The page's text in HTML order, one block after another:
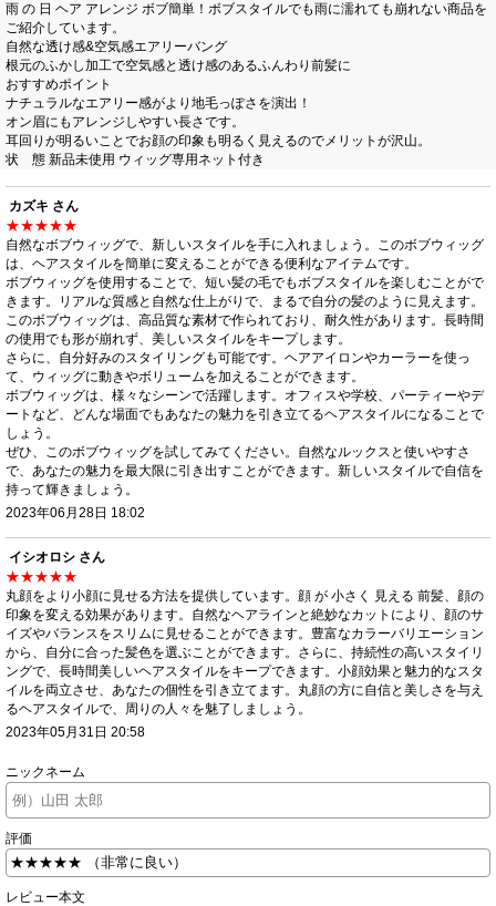
雨 の 日 ヘア アレンジ ボブ簡単！ボブスタイルでも雨に濡れても崩れない商品を
ご紹介しています。
自然な透け感&空気感エアリーバング
根元のふかし加工で空気感と透け感のあるふんわり前髪に
おすすめポイント
ナチュラルなエアリー感がより地毛っぽさを演出！
オン眉にもアレンジしやすい長さです。
耳回りが明るいことでお顔の印象も明るく見えるのでメリットが沢山。
状 態 新品未使用 ウィッグ専用ネット付き
カズキ さん
★★★★★
自然なボブウィッグで、新しいスタイルを手に入れましょう。このボブウィッグ
は、ヘアスタイルを簡単に変えることができる便利なアイテムです。
ボブウィッグを使用することで、短い髪の毛でもボブスタイルを楽しむことがで
きます。リアルな質感と自然な仕上がりで、まるで自分の髪のように見えます。
このボブウィッグは、高品質な素材で作られており、耐久性があります。長時間
の使用でも形が崩れず、美しいスタイルをキープします。
さらに、自分好みのスタイリングも可能です。ヘアアイロンやカーラーを使っ
て、ウィッグに動きやボリュームを加えることができます。
ボブウィッグは、様々なシーンで活躍します。オフィスや学校、パーティーやデ
ートなど、どんな場面でもあなたの魅力を引き立てるヘアスタイルになることで
しょう。
ぜひ、このボブウィッグを試してみてください。自然なルックスと使いやすさ
で、あなたの魅力を最大限に引き出すことができます。新しいスタイルで自信を
持って輝きましょう。
2023年06月28日 18:02
イシオロシ さん
★★★★★
丸顔をより小顔に見せる方法を提供しています。顔 が 小さく 見える 前髪、顔の
印象を変える効果があります。自然なヘアラインと絶妙なカットにより、顔のサ
イズやバランスをスリムに見せることができます。豊富なカラーバリエーション
から、自分に合った髪色を選ぶことができます。さらに、持続性の高いスタイリ
ングで、長時間美しいヘアスタイルをキープできます。小顔効果と魅力的なスタ
イルを両立させ、あなたの個性を引き立てます。丸顔の方に自信と美しさを与え
るヘアスタイルで、周りの人々を魅了しましょう。
2023年05月31日 20:58
ニックネーム
評価
レビュー本文